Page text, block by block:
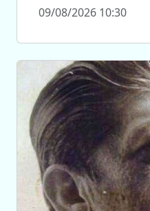
09/08/2026 10:30